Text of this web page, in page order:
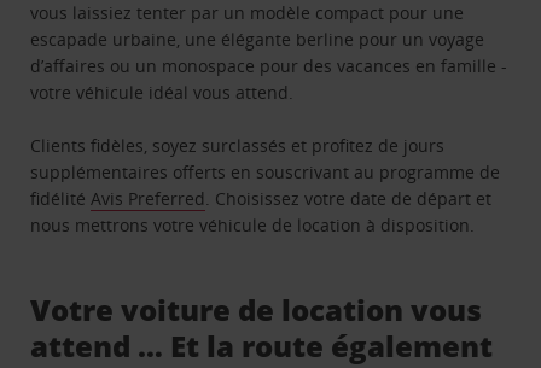
vous laissiez tenter par un modèle compact pour une
escapade urbaine, une élégante berline pour un voyage
d’affaires ou un monospace pour des vacances en famille -
votre véhicule idéal vous attend.
Clients fidèles, soyez surclassés et profitez de jours
supplémentaires offerts en souscrivant au programme de
fidélitéAvis Preferred. Choisissez votre date de départ et
nous mettrons votre véhicule de location à disposition.
Votre voiture de location vous
attend … Et la route également